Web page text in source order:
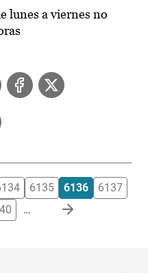
lunes a viernes no
6135 6136
6137
…